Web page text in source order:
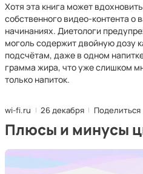
Хотя эта книга может
собственного видео-контента о
начинаниях. Диетологи
моголь содержит двойную дозу
подсчётам, даже в одном
грамма жира, что уже слишком
только напиток.
wi-fi.ru 26 декабря Поделиться
Плюсы и минусы